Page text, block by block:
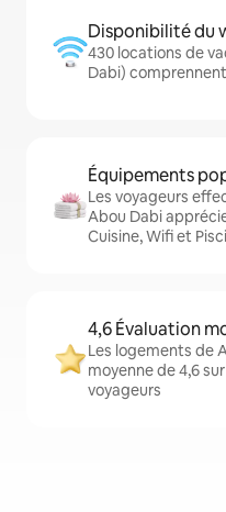
Disponibilité du
430 locations de
Dabi)
Équipements
Les voyageurs
Abou Dabi
Cuisine, Wifi et
4,6 Évaluation
Les logements de
moyenne de 4,6
voyageurs